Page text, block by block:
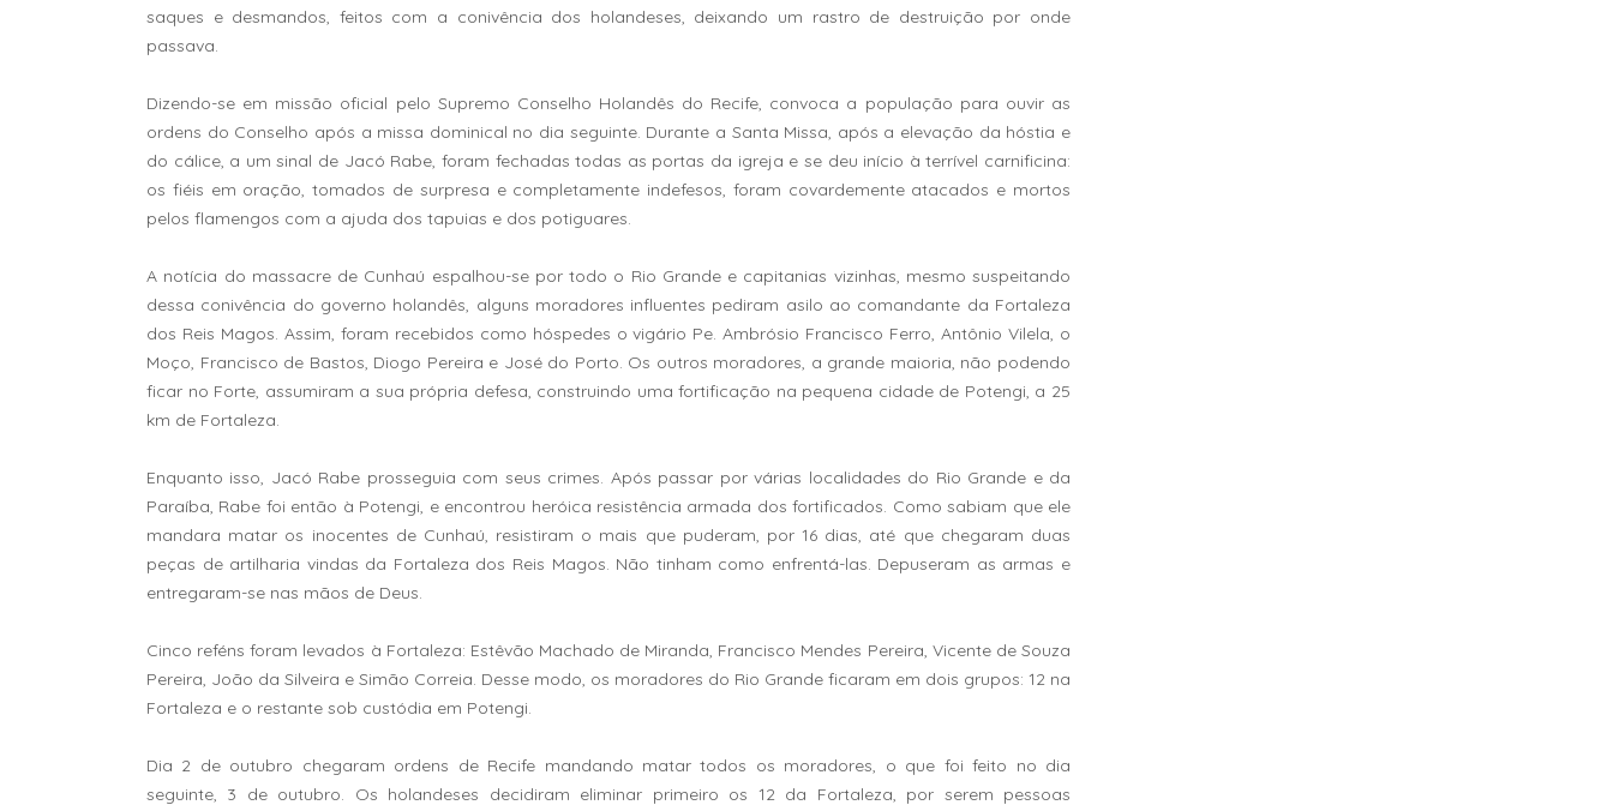
saques e desmandos, feitos com a conivência dos holandeses, deixando um rastro de destruição por onde
passava.
Dizendo-se em missão oficial pelo Supremo Conselho Holandês do Recife, convoca a população para ouvir as
ordens do Conselho após a missa dominical no dia seguinte. Durante a Santa Missa, após a elevação da hóstia e
do cálice, a um sinal de Jacó Rabe, foram fechadas todas as portas da igreja e se deu início à terrível carnificina:
os fiéis em oração, tomados de surpresa e completamente indefesos, foram covardemente atacados e mortos
pelos flamengos com a ajuda dos tapuias e dos potiguares.
A notícia do massacre de Cunhaú espalhou-se por todo o Rio Grande e capitanias vizinhas, mesmo suspeitando
dessa conivência do governo holandês, alguns moradores influentes pediram asilo ao comandante da Fortaleza
dos Reis Magos. Assim, foram recebidos como hóspedes o vigário Pe. Ambrósio Francisco Ferro, Antônio Vilela, o
Moço, Francisco de Bastos, Diogo Pereira e José do Porto. Os outros moradores, a grande maioria, não podendo
ficar no Forte, assumiram a sua própria defesa, construindo uma fortificação na pequena cidade de Potengi, a 25
km de Fortaleza.
Enquanto isso, Jacó Rabe prosseguia com seus crimes. Após passar por várias localidades do Rio Grande e da
Paraíba, Rabe foi então à Potengi, e encontrou heróica resistência armada dos fortificados. Como sabiam que ele
mandara matar os inocentes de Cunhaú, resistiram o mais que puderam, por 16 dias, até que chegaram duas
peças de artilharia vindas da Fortaleza dos Reis Magos. Não tinham como enfrentá-las. Depuseram as armas e
entregaram-se nas mãos de Deus.
Cinco reféns foram levados à Fortaleza: Estêvão Machado de Miranda, Francisco Mendes Pereira, Vicente de Souza
Pereira, João da Silveira e Simão Correia. Desse modo, os moradores do Rio Grande ficaram em dois grupos: 12 na
Fortaleza e o restante sob custódia em Potengi.
Dia 2 de outubro chegaram ordens de Recife mandando matar todos os moradores, o que foi feito no dia
seguinte, 3 de outubro. Os holandeses decidiram eliminar primeiro os 12 da Fortaleza, por serem pessoas